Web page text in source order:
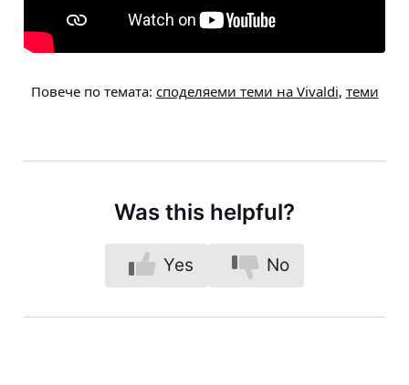
Повече по темата: споделяеми теми на Vivaldi, теми
Was this helpful?
Yes No